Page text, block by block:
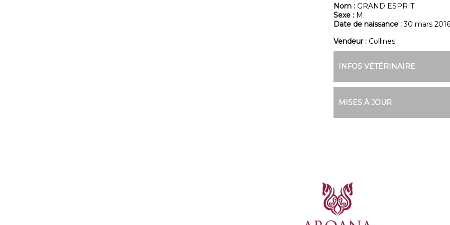
Nom : GRAND ESPRIT
Sexe : M.
Date de naissance :30 mars 2016
Vendeur : Collines
INFOS VÉTÉRINAIRE
MISES À JOUR